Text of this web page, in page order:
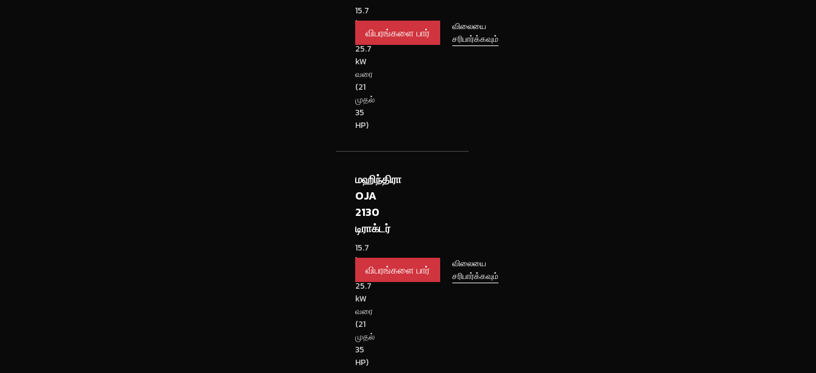
15.7
kW
முதல்
25.7
kW
வரை
(21
முதல்
35
HP)
விபரங்களை
பார்
விலையை
சரிபார்க்கவும்
மஹிந்திரா
OJA
2130
டிராக்டர்
15.7
kW
முதல்
25.7
kW
வரை
(21
முதல்
35
HP)
விபரங்களை
பார்
விலையை
சரிபார்க்கவும்